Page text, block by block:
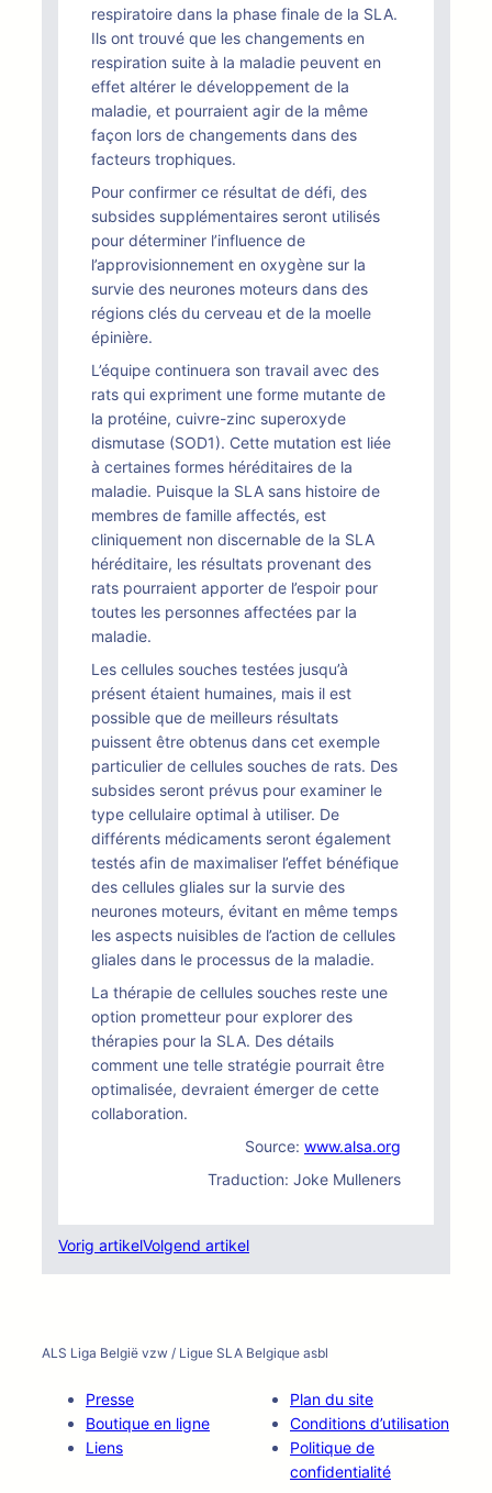
respiratoire dans la phase finale de la SLA.
Ils ont trouvé que les changements en
respiration suite à la maladie peuvent en
effet altérer le développement de la
maladie, et pourraient agir de la même
façon lors de changements dans des
facteurs trophiques.
Pour confirmer ce résultat de défi, des
subsides supplémentaires seront utilisés
pour déterminer l’influence de
l’approvisionnement en oxygène sur la
survie des neurones moteurs dans des
régions clés du cerveau et de la moelle
épinière.
L’équipe continuera son travail avec des
rats qui expriment une forme mutante de
la protéine, cuivre-zinc superoxyde
dismutase (SOD1). Cette mutation est liée
à certaines formes héréditaires de la
maladie. Puisque la SLA sans histoire de
membres de famille affectés, est
cliniquement non discernable de la SLA
héréditaire, les résultats provenant des
rats pourraient apporter de l’espoir pour
toutes les personnes affectées par la
maladie.
Les cellules souches testées jusqu’à
présent étaient humaines, mais il est
possible que de meilleurs résultats
puissent être obtenus dans cet exemple
particulier de cellules souches de rats. Des
subsides seront prévus pour examiner le
type cellulaire optimal à utiliser. De
différents médicaments seront également
testés afin de maximaliser l’effet bénéfique
des cellules gliales sur la survie des
neurones moteurs, évitant en même temps
les aspects nuisibles de l’action de cellules
gliales dans le processus de la maladie.
La thérapie de cellules souches reste une
option prometteur pour explorer des
thérapies pour la SLA. Des détails
comment une telle stratégie pourrait être
optimalisée, devraient émerger de cette
collaboration.
Source: www.alsa.org
Traduction: Joke Mulleners
Vorig artikelVolgend artikel
ALS Liga België vzw / Ligue SLA Belgique asbl
Presse
Boutique en ligne
Liens
Plan du site
Conditions d’utilisation
Politique de
confidentialité